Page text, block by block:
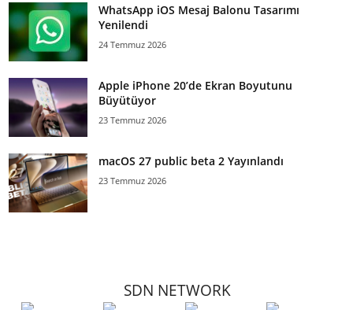
WhatsApp iOS Mesaj Balonu Tasarımı
Yenilendi
24 Temmuz 2026
Apple iPhone 20’de Ekran Boyutunu
Büyütüyor
23 Temmuz 2026
macOS 27 public beta 2 Yayınlandı
23 Temmuz 2026
SDN NETWORK